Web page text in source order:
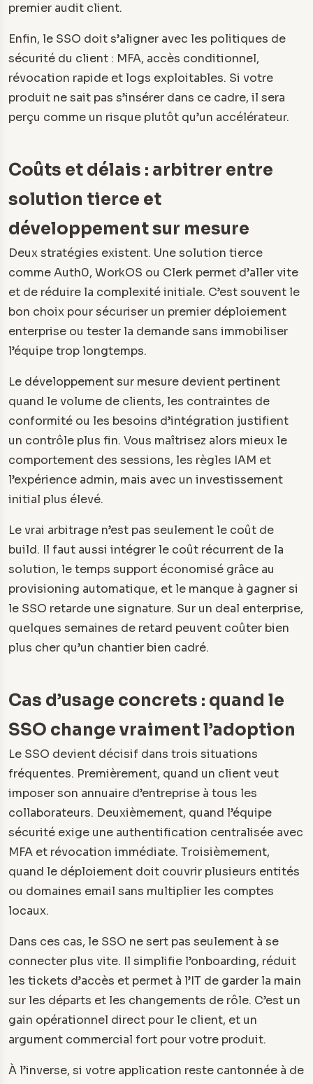
premier audit client.
Enfin, le SSO doit s’aligner avec les politiques de
sécurité du client : MFA, accès conditionnel,
révocation rapide et logs exploitables. Si votre
produit ne sait pas s’insérer dans ce cadre, il sera
perçu comme un risque plutôt qu’un accélérateur.
Coûts et délais : arbitrer entre
solution tierce et
développement sur mesure
Deux stratégies existent. Une solution tierce
comme Auth0, WorkOS ou Clerk permet d’aller vite
et de réduire la complexité initiale. C’est souvent le
bon choix pour sécuriser un premier déploiement
enterprise ou tester la demande sans immobiliser
l’équipe trop longtemps.
Le développement sur mesure devient pertinent
quand le volume de clients, les contraintes de
conformité ou les besoins d’intégration justifient
un contrôle plus fin. Vous maîtrisez alors mieux le
comportement des sessions, les règles IAM et
l’expérience admin, mais avec un investissement
initial plus élevé.
Le vrai arbitrage n’est pas seulement le coût de
build. Il faut aussi intégrer le coût récurrent de la
solution, le temps support économisé grâce au
provisioning automatique, et le manque à gagner si
le SSO retarde une signature. Sur un deal enterprise,
quelques semaines de retard peuvent coûter bien
plus cher qu’un chantier bien cadré.
Cas d’usage concrets : quand le
SSO change vraiment l’adoption
Le SSO devient décisif dans trois situations
fréquentes. Premièrement, quand un client veut
imposer son annuaire d’entreprise à tous les
collaborateurs. Deuxièmement, quand l’équipe
sécurité exige une authentification centralisée avec
MFA et révocation immédiate. Troisièmement,
quand le déploiement doit couvrir plusieurs entités
ou domaines email sans multiplier les comptes
locaux.
Dans ces cas, le SSO ne sert pas seulement à se
connecter plus vite. Il simplifie l’onboarding, réduit
les tickets d’accès et permet à l’IT de garder la main
sur les départs et les changements de rôle. C’est un
gain opérationnel direct pour le client, et un
argument commercial fort pour votre produit.
À l’inverse, si votre application reste cantonnée à de